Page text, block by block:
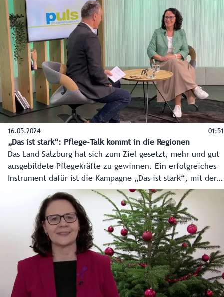
16.05.2024 01:51
„Das ist stark“: Pflege-Talk kommt in die Regionen
Das Land Salzburg hat sich zum Ziel gesetzt, mehr und gut
ausgebildete Pflegekräfte zu gewinnen. Ein erfolgreiches
Instrument dafür ist die Kampagne „Das ist stark“, mit der
Menschen für das Berufsfeld begeistert werden sollen. Mit
dem Pflege-Talk von RTS-Salzburg wird das Thema noch
tiefer in die Regionen getragen.